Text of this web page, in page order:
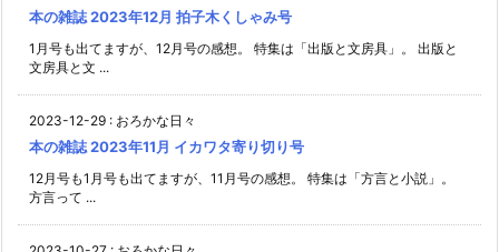
本の雑誌 2023年12月 拍子木くしゃみ号
1月号も出てますが、12月号の感想。 特集は「出版と文房具」。 出版と
文房具と文 ...
2023-12-29 : おろかな日々
本の雑誌 2023年11月 イカワタ寄り切り号
12月号も1月号も出てますが、11月号の感想。 特集は「方言と小説」。
方言って ...